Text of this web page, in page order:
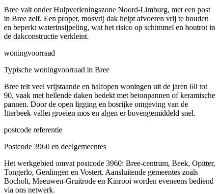
Bree valt onder Hulpverleningszone Noord-Limburg, met een post
in Bree zelf. Een proper, mosvrij dak helpt afvoeren vrij te houden
en beperkt waterinsijpeling, wat het risico op schimmel en houtrot in
de dakconstructie verkleint.
woningvoorraad
Typische woningvoorraad in Bree
Bree telt veel vrijstaande en halfopen woningen uit de jaren 60 tot
90, vaak met hellende daken bedekt met betonpannen of keramische
pannen. Door de open ligging en bosrijke omgeving van de
Itterbeek-vallei groeien mos en algen er bovengemiddeld snel.
postcode referentie
Postcode 3960 en deelgemeentes
Het werkgebied omvat postcode 3960: Bree-centrum, Beek, Opitter,
Tongerlo, Gerdingen en Vostert. Aansluitende gemeentes zoals
Bocholt, Meeuwen-Gruitrode en Kinrooi worden eveneens bediend
via ons netwerk.